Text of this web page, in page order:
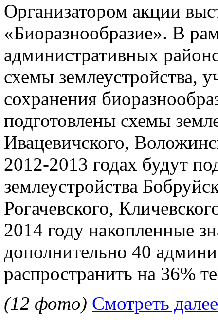
Организатором акции
«Биоразнообразие». В
административных
схемы землеустройства,
сохранения
подготовлены схемы
Ивацевичского,
2012-2013 годах будут
землеустройства
Рогачевского,
2014 году накопленные
дополнительно 40
распространить на 36%
(12 фото) Смотреть